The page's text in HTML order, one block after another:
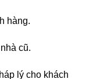
hàng.
cũ.
lý cho khách